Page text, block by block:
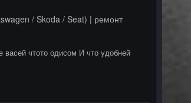
/ Skoda / Seat) | ремонт
чтото одисом И что удобней